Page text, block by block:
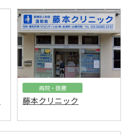
病院・医療
藤本クリニック